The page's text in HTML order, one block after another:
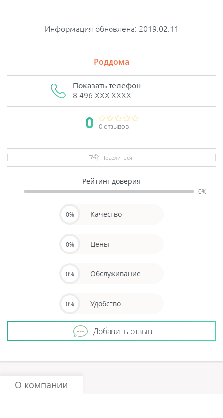
Информация обновлена: 2019.02.11
Роддома
Показать телефон
8 496 XXX XXXX
0 0 отзывов
Поделиться
Рейтинг доверия
0%
0% Качество
0% Цены
0% Обслуживание
0% Удобство
Добавить отзыв
О компании